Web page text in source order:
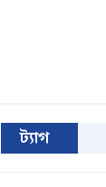
ট্যাগ